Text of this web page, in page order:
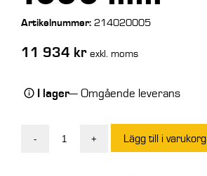
Artikelnummer:214020005
11 934 kr exkl. moms
I lager— Omgående leverans
-
Neomach
+ Lägg till i varukorg